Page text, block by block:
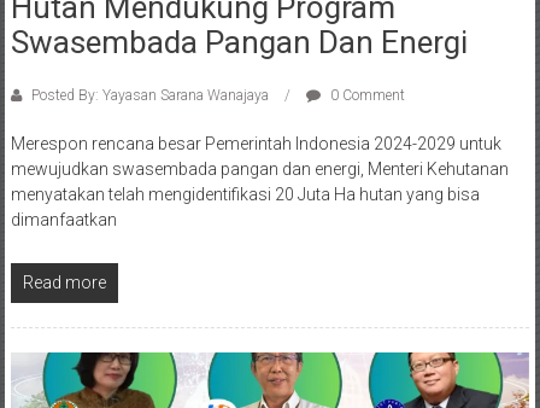
Swasembada Pangan Dan Energi
Posted By: Yayasan Sarana Wanajaya 0 Comment
Merespon rencana besar Pemerintah Indonesia 2024-2029 untuk
mewujudkan swasembada pangan dan energi, Menteri Kehutanan
menyatakan telah mengidentifikasi 20 Juta Ha hutan yang bisa
dimanfaatkan
Read more